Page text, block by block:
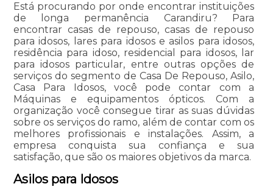
Está procurando por onde encontrar instituições
de longa permanência Carandiru? Para
encontrar casas de repouso, casas de repouso
para idosos, lares para idosos e asilos para idosos,
residência para idoso, residencial para idosos, lar
para idosos particular, entre outras opções de
serviços do segmento de Casa De Repouso, Asilo,
Casa Para Idosos, você pode contar com a
Máquinas e equipamentos ópticos. Com a
organização você consegue tirar as suas dúvidas
sobre os serviços do ramo, além de contar com os
melhores profissionais e instalações. Assim, a
empresa conquista sua confiança e sua
satisfação, que são os maiores objetivos da marca.
Asilos para Idosos